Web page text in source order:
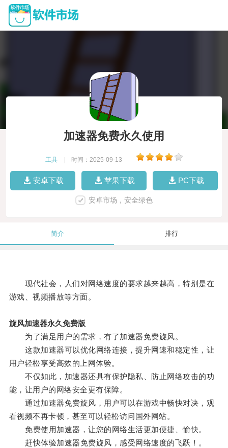
加速器免费永久使用
工具 时间：2025-09-13
安卓下载 苹果下载 PC下载
安卓市场，安全绿色
简介 排行
现代社会，人们对网络速度的要求越来越高，特别是在
游戏、视频播放等方面。
旋风加速器永久免费版
为了满足用户的需求，有了加速器免费旋风。
这款加速器可以优化网络连接，提升网速和稳定性，让
用户轻松享受高效的上网体验。
不仅如此，加速器还具有保护隐私、防止网络攻击的功
能，让用户的网络安全更有保障。
通过加速器免费旋风，用户可以在游戏中畅快对决，观
看视频不再卡顿，甚至可以轻松访问国外网站。
免费使用加速器，让您的网络生活更加便捷、愉快。
赶快体验加速器免费旋风，感受网络速度的飞跃！。